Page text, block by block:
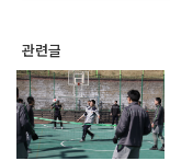
관련글